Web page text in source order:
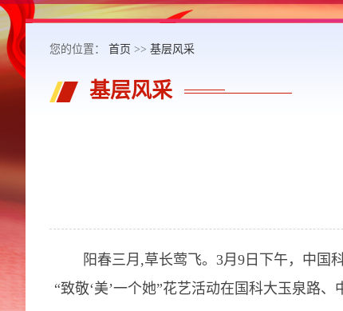
您的位置： 首页 >> 基层风采
基层风采
阳春三月,草长莺飞。3月9日下午，中国科
“致敬‘美’一个她”花艺活动在国科大玉泉路